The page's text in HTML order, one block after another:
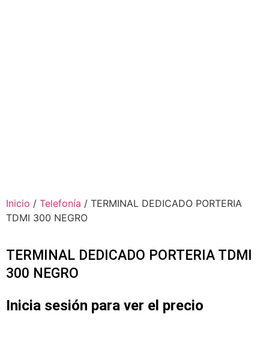
Inicio / Telefonía / TERMINAL DEDICADO PORTERIA
TDMI 300 NEGRO
TERMINAL DEDICADO PORTERIA TDMI
300 NEGRO
Inicia sesión para ver el precio